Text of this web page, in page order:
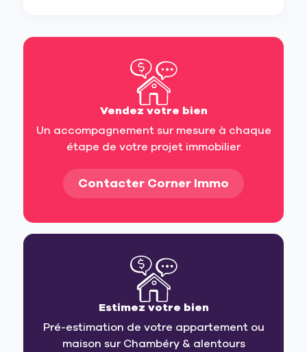
Vendez votre bien
Un accompagnement sur mesure à chaque
étape de votre projet immobilier
Contacter Corner Immo
Estimez votre bien
Pré-estimation de votre appartement ou
maison sur Chambéry & alentours